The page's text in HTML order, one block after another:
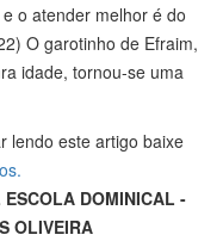
o atender melhor é do
O garotinho de Efraim,
idade, tornou-se uma
lendo este artigo baixe
DOMINICAL -
OLIVEIRA